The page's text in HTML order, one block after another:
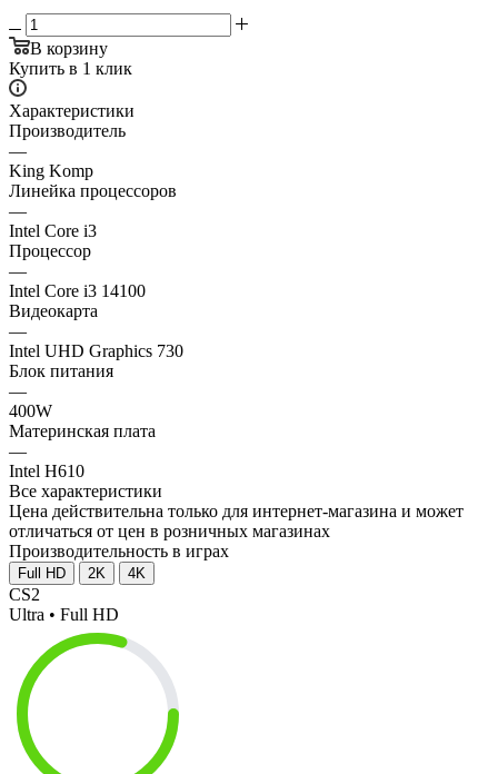
В корзину
Купить в 1 клик
Характеристики
Производитель
—
King Komp
Линейка процессоров
—
Intel Core i3
Процессор
—
Intel Core i3 14100
Видеокарта
—
Intel UHD Graphics 730
Блок питания
—
400W
Материнская плата
—
Intel H610
Все характеристики
Цена действительна только для интернет-магазина и может
отличаться от цен в розничных магазинах
Производительность в играх
Full HD 2K 4K
CS2
Ultra • Full HD